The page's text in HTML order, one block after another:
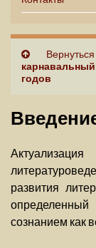
годов
развития
сознанием как